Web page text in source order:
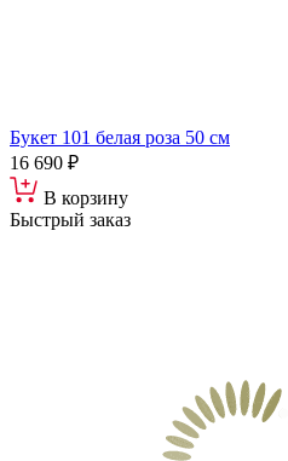
Букет 101 белая роза 50 см
16 690 ₽
В корзину
Быстрый заказ